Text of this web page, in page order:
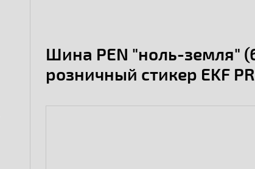
Шина PEN "ноль-земля"
розничный стикер EKF